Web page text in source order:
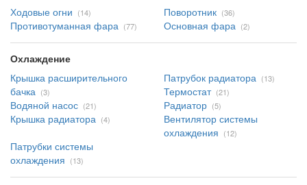
Ходовые огни (14) Поворотник (36)
Противотуманная фара (77) Основная фара (2)
Охлаждение
Крышка расширительного
бачка (3)
Патрубок радиатора (13)
Термостат (21)
Водяной насос (21) Радиатор (5)
Крышка радиатора (4)
Вентилятор системы
охлаждения (12)
Патрубки системы
охлаждения (13)